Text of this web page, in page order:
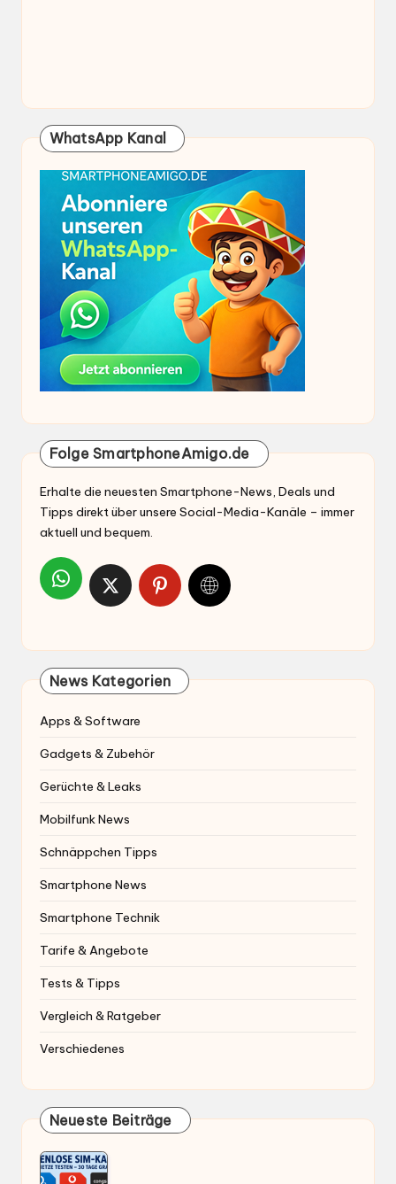
WhatsApp Kanal
Folge SmartphoneAmigo.de
Erhalte die neuesten Smartphone-News, Deals und
Tipps direkt über unsere Social-Media-Kanäle – immer
aktuell und bequem.
News Kategorien
Apps & Software
Gadgets & Zubehör
Gerüchte & Leaks
Mobilfunk News
Schnäppchen Tipps
Smartphone News
Smartphone Technik
Tarife & Angebote
Tests & Tipps
Vergleich & Ratgeber
Verschiedenes
Neueste Beiträge